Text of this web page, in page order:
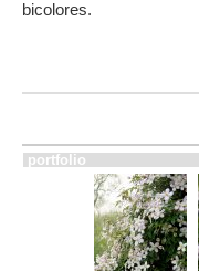
bicolores.
portfolio